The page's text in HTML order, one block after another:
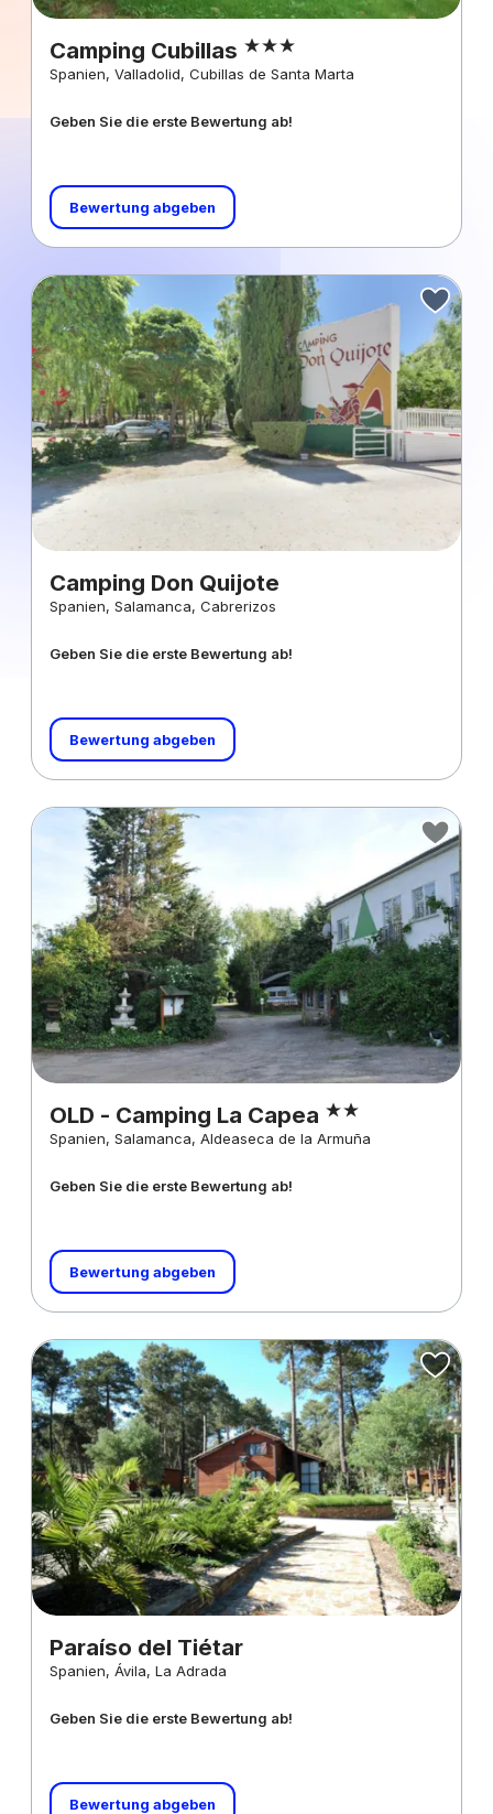
Camping Cubillas
Spanien, Valladolid, Cubillas de Santa Marta
Geben Sie die erste Bewertung ab!
Bewertung abgeben
Camping Don Quijote
Spanien, Salamanca, Cabrerizos
Geben Sie die erste Bewertung ab!
Bewertung abgeben
OLD - Camping La Capea
Spanien, Salamanca, Aldeaseca de la Armuña
Geben Sie die erste Bewertung ab!
Bewertung abgeben
Paraíso del Tiétar
Spanien, Ávila, La Adrada
Geben Sie die erste Bewertung ab!
Bewertung abgeben